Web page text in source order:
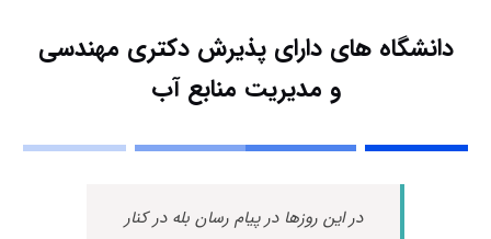
دانشگاه های دارای پذیرش دکتری مهندسی
و مدیریت ﻣﻨﺎﺑﻊ آب
در این روزها در پیام رسان بله در کنار